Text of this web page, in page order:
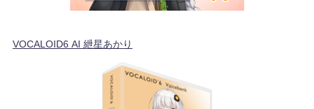
VOCALOID6 AI 紲星あかり